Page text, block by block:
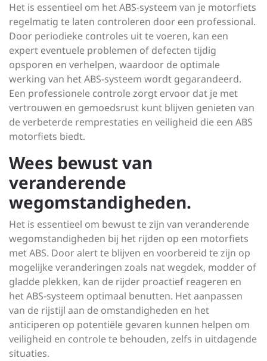
Het is essentieel om het ABS-systeem van je motorfiets
regelmatig te laten controleren door een professional.
Door periodieke controles uit te voeren, kan een
expert eventuele problemen of defecten tijdig
opsporen en verhelpen, waardoor de optimale
werking van het ABS-systeem wordt gegarandeerd.
Een professionele controle zorgt ervoor dat je met
vertrouwen en gemoedsrust kunt blijven genieten van
de verbeterde remprestaties en veiligheid die een ABS
motorfiets biedt.
Wees bewust van
veranderende
wegomstandigheden.
Het is essentieel om bewust te zijn van veranderende
wegomstandigheden bij het rijden op een motorfiets
met ABS. Door alert te blijven en voorbereid te zijn op
mogelijke veranderingen zoals nat wegdek, modder of
gladde plekken, kan de rijder proactief reageren en
het ABS-systeem optimaal benutten. Het aanpassen
van de rijstijl aan de omstandigheden en het
anticiperen op potentiële gevaren kunnen helpen om
veiligheid en controle te behouden, zelfs in uitdagende
situaties.